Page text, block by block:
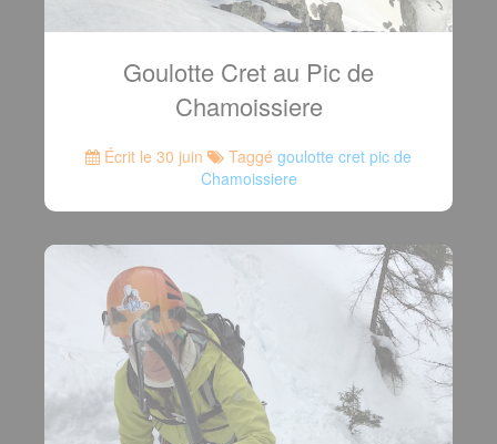
Goulotte Cret au Pic de
Chamoissiere
Écrit le 30 juin Taggé goulotte cret pic de
Chamoissiere